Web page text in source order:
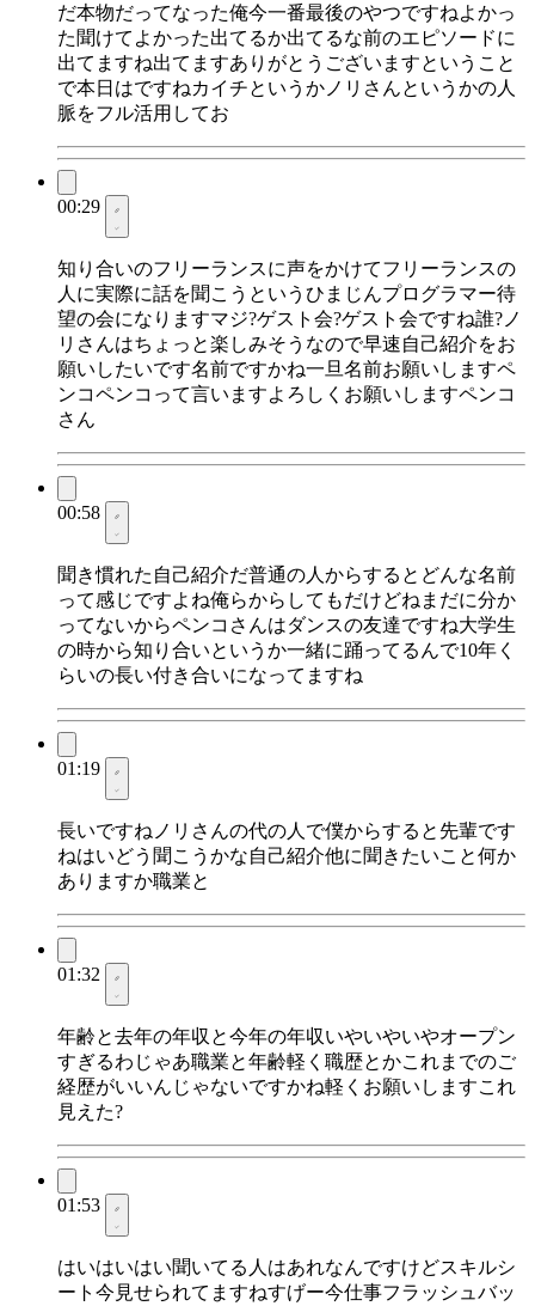
だ本物だってなった俺今一番最後のやつですねよかっ
た聞けてよかった出てるか出てるな前のエピソードに
出てますね出てますありがとうございますということ
で本日はですねカイチというかノリさんというかの人
脈をフル活用してお
00:29
知り合いのフリーランスに声をかけてフリーランスの
人に実際に話を聞こうというひまじんプログラマー待
望の会になりますマジ?ゲスト会?ゲスト会ですね誰?ノ
リさんはちょっと楽しみそうなので早速自己紹介をお
願いしたいです名前ですかね一旦名前お願いしますペ
ンコペンコって言いますよろしくお願いしますペンコ
さん
00:58
聞き慣れた自己紹介だ普通の人からするとどんな名前
って感じですよね俺らからしてもだけどねまだに分か
ってないからペンコさんはダンスの友達ですね大学生
の時から知り合いというか一緒に踊ってるんで10年く
らいの長い付き合いになってますね
01:19
長いですねノリさんの代の人で僕からすると先輩です
ねはいどう聞こうかな自己紹介他に聞きたいこと何か
ありますか職業と
01:32
年齢と去年の年収と今年の年収いやいやいやオープン
すぎるわじゃあ職業と年齢軽く職歴とかこれまでのご
経歴がいいんじゃないですかね軽くお願いしますこれ
見えた?
01:53
はいはいはい聞いてる人はあれなんですけどスキルシ
ート今見せられてますねすげー今仕事フラッシュバッ